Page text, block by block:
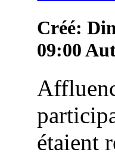
Créé:
09:00
étaient